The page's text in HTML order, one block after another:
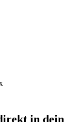
in dein